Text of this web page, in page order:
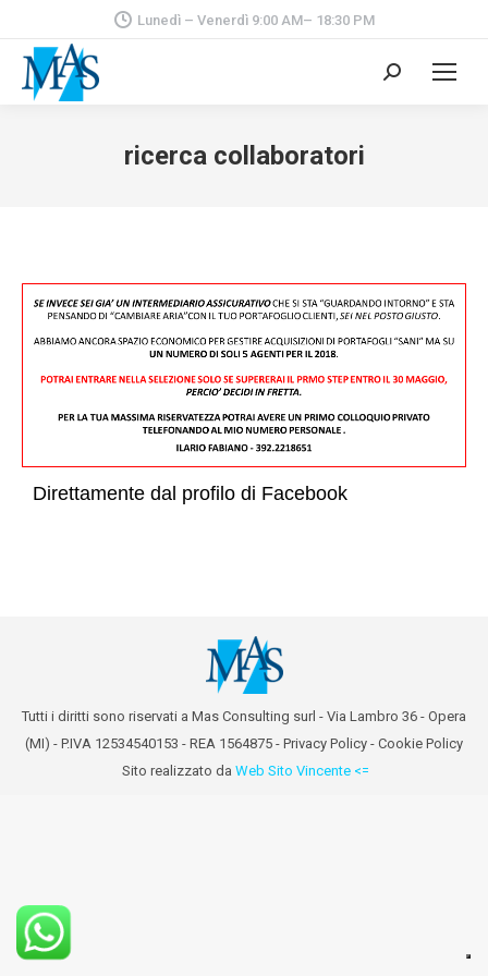
Lunedì – Venerdì 9:00 AM– 18:30 PM
Cerca:
ricerca collaboratori
Direttamente dal profilo di Facebook
Tutti i diritti sono riservati a Mas Consulting surl - Via Lambro 36 - Opera
(MI) - P.IVA 12534540153 - REA 1564875 - Privacy Policy - Cookie Policy
Sito realizzato da Web Sito Vincente <=